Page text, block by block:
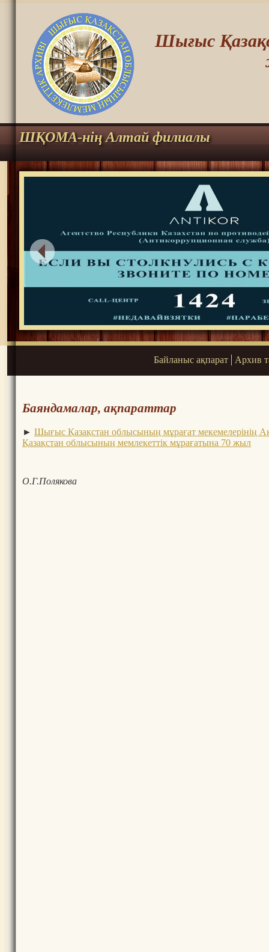
Шығыс
ШҚОМА-нің Алтай филиалы
Байланыс ақпарат Архив
Баяндамалар, ақпараттар
► Шығыс Қазақстан облысының мұрағат мекемелерінің
Қазақстан облысының мемлекеттік мұрағатына 70 жыл
О.Г.Полякова